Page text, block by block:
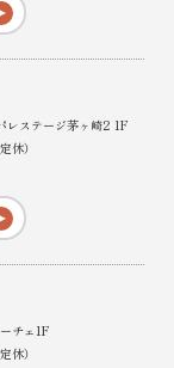
レステージ茅ヶ崎2 1F
休）
チェ1F
休）